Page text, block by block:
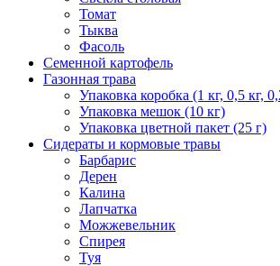
Томат
Тыква
Фасоль
Семенной картофель
Газонная трава
Упаковка коробка (1 кг, 0,5 кг,
Упаковка мешок (10 кг)
Упаковка цветной пакет (25 г)
Сидераты и кормовые травы
Барбарис
Дерен
Калина
Лапчатка
Можжевельник
Спирея
Туя